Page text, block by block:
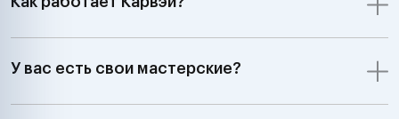
У вас есть свои мастерские?